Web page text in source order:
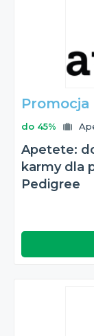
Promocja
do 45%
Apetete:
karmy dla
Pedigree